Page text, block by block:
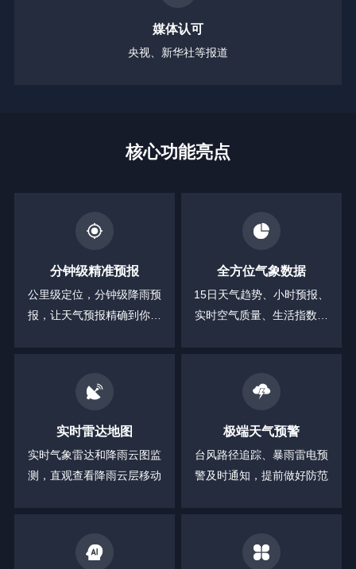
媒体认可
央视、新华社等报道
核心功能亮点
分钟级精准预报
公里级定位，分钟级降雨预
报，让天气预报精确到你身
全方位气象数据
15日天气趋势、小时预报、
实时空气质量、生活指数等
实时雷达地图
实时气象雷达和降雨云图监
测，直观查看降雨云层移动
极端天气预警
台风路径追踪、暴雨雷电预
警及时通知，提前做好防范